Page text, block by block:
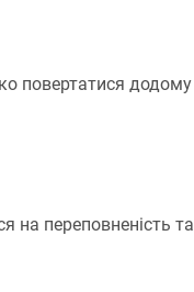
повертатися додому
на переповненість та